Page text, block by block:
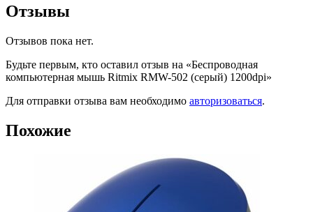
Отзывы
Отзывов пока нет.
Будьте первым, кто оставил отзыв на «Беспроводная
компьютерная мышь Ritmix RMW-502 (серый) 1200dpi»
Для отправки отзыва вам необходимо авторизоваться.
Похожие